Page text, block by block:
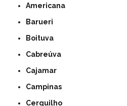
Americana
Barueri
Boituva
Cabreúva
Cajamar
Campinas
Cerquilho